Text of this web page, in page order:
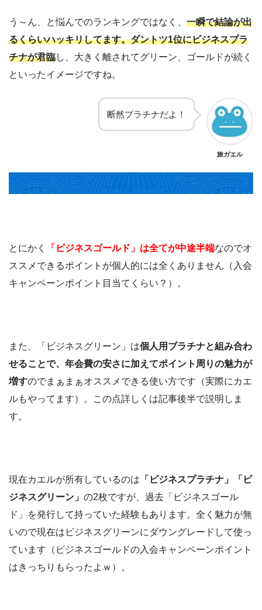
う～ん、と悩んでのランキングではなく、 一瞬で結論が出
るくらいハッキリしてます。ダントツ1位にビジネスプラ
チナが君臨し、大きく離されてグリーン、ゴールドが続く
といったイメージですね。
断然プラチナだよ！
旅ガエル
とにかく 「ビジネスゴールド」は全てが中途半端なのでオ
ススメできるポイントが個人的には全くありません（入会
キャンペーンポイント目当てくらい？）。
また、「ビジネスグリーン」は個人用ブラチナと組み合わ
せることで、年会費の安さに加えてポイント周りの魅力が
増すのでまぁまぁオススメできる使い方です（実際にカエ
ルもやってます）。この点詳しくは記事後半で説明しま
す。
現在カエルが所有しているのは 「ビジネスプラチナ」「ビ
ジネスグリーン」 の2枚ですが、過去「ビジネスゴール
ド」を発行して持っていた経験もあります。全く魅力が無
いので現在はビジネスグリーンにダウングレードして使っ
ています（ビジネスゴールドの入会キャンペーンポイント
はきっちりもらったよｗ）。